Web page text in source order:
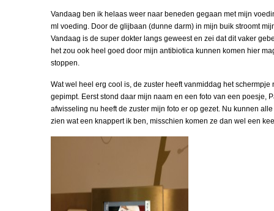
Vandaag ben ik helaas weer naar beneden gegaan met mijn
ml voeding. Door de glijbaan (dunne darm) in mijn buik stroomt
Vandaag is de super dokter langs geweest en zei dat dit vaker
het zou ook heel goed door mijn antibiotica kunnen komen hier
stoppen.
Wat wel heel erg cool is, de zuster heeft vanmiddag het
gepimpt. Eerst stond daar mijn naam en een foto van een poesje,
afwisseling nu heeft de zuster mijn foto er op gezet. Nu kunnen
zien wat een knappert ik ben, misschien komen ze dan wel een